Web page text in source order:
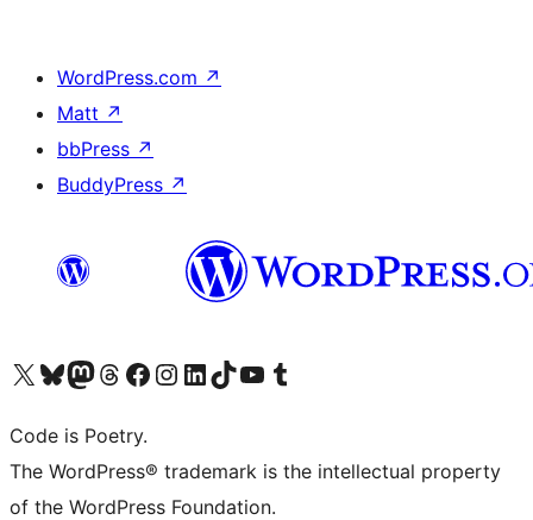
WordPress.com ↗
Matt ↗
bbPress ↗
BuddyPress ↗
Visita il nostro account X (ex Twitter)
Visita il nostro account Bluesky
Visita il nostro account Mastodon
Visita il nostro account Threads
Visita la nostra pagina Facebook
Visita il nostro account Instagram
Visita il nostro account LinkedIn
Visita il nostro account TikTok
Visita il nostro canale YouTube
Visita il nostro account Tumblr
Code is Poetry.
The WordPress® trademark is the intellectual property
of the WordPress Foundation.